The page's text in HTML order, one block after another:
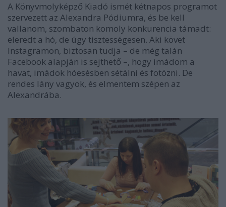
A Könyvmolyképző Kiadó ismét kétnapos programot
szervezett az Alexandra Pódiumra, és be kell
vallanom, szombaton komoly konkurencia támadt:
eleredt a hó, de úgy tisztességesen. Aki követ
Instagramon, biztosan tudja – de még talán
Facebook alapján is sejthető –, hogy imádom a
havat, imádok hóesésben sétálni és fotózni. De
rendes lány vagyok, és elmentem szépen az
Alexandrába.